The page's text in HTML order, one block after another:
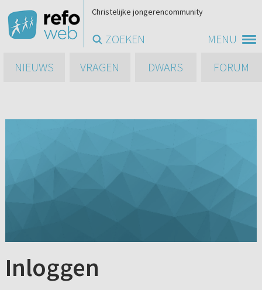
MENU
Christelijke jongerencommunity
ZOEKEN
NIEUWS
VRAGEN DWARS FORUM
Inloggen